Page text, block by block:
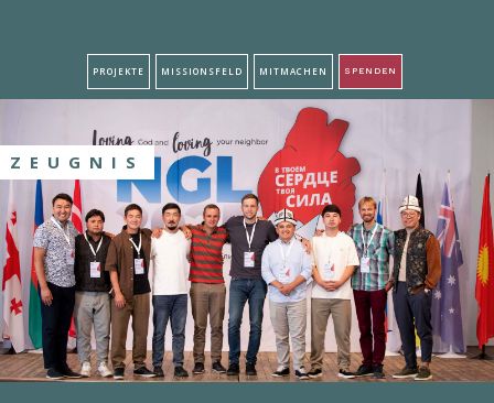
PROJEKTE MISSIONSFELD MITMACHEN SPENDEN
ZEUGNIS